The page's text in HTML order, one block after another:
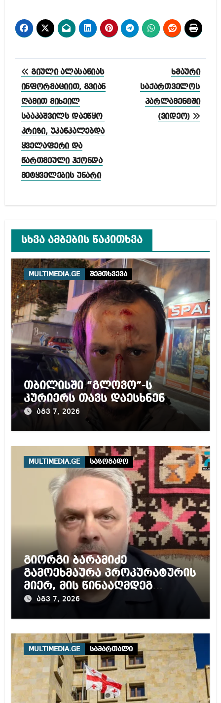
პოსტის
ნავიგაცია
გიული ალასანიას
ინფორმაციით, გვიან
ღამით მიხეილ
სააკაშვილს დაეწყო
კრიზი, უკანკალებდა
ყველაფერი და
წართმეული ჰქონდა
მეტყველების უნარი
ხმაური
საქართველოს
პარლამენტში
(ვიდეო)
სხვა ამბების წაკითხვა
MULTIMEDIA.GE შემთხვევა
თბილისში “გლოვო”-ს
კურიერს თავს დაესხნენ
აგვ 7, 2026
MULTIMEDIA.GE საზოგადო
გიორგი ბარამიძე
გამოეხმაურა პროკურატურის
მიერ, მის წინააღმდეგ
დაწყებულ გამოძიებას
აგვ 7, 2026
MULTIMEDIA.GE სამართალი